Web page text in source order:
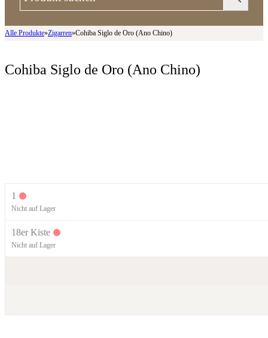
Alle Produkte»Zigarren»Cohiba Siglo de Oro (Ano Chino)
Cohiba Siglo de Oro (Ano Chino)
1
Nicht auf Lager
18er Kiste
Nicht auf Lager